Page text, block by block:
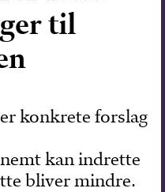
til
konkrete forslag
kan indrette
bliver mindre.